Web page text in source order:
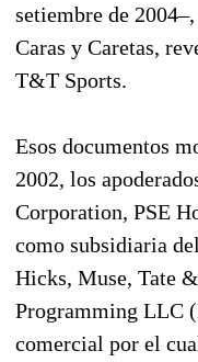
setiembre de
Caras y Caretas,
T&T Sports.
Esos documentos
2002, los
Corporation, PSE
como subsidiaria
Hicks, Muse, Tate
Programming LLC
comercial por el